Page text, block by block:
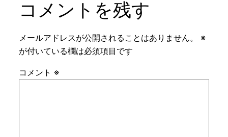
コメントを残す
メールアドレスが公開されることはありません。
※
が付いている欄は必須項目です
コメント ※